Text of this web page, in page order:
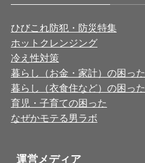
ひびこれ防犯・防災特集
ホットクレンジング
冷え性対策
暮らし（お金・家計）の困った
暮らし（衣食住など）の困った
育児・子育ての困った
なぜかモテる男ラボ
運営メディア